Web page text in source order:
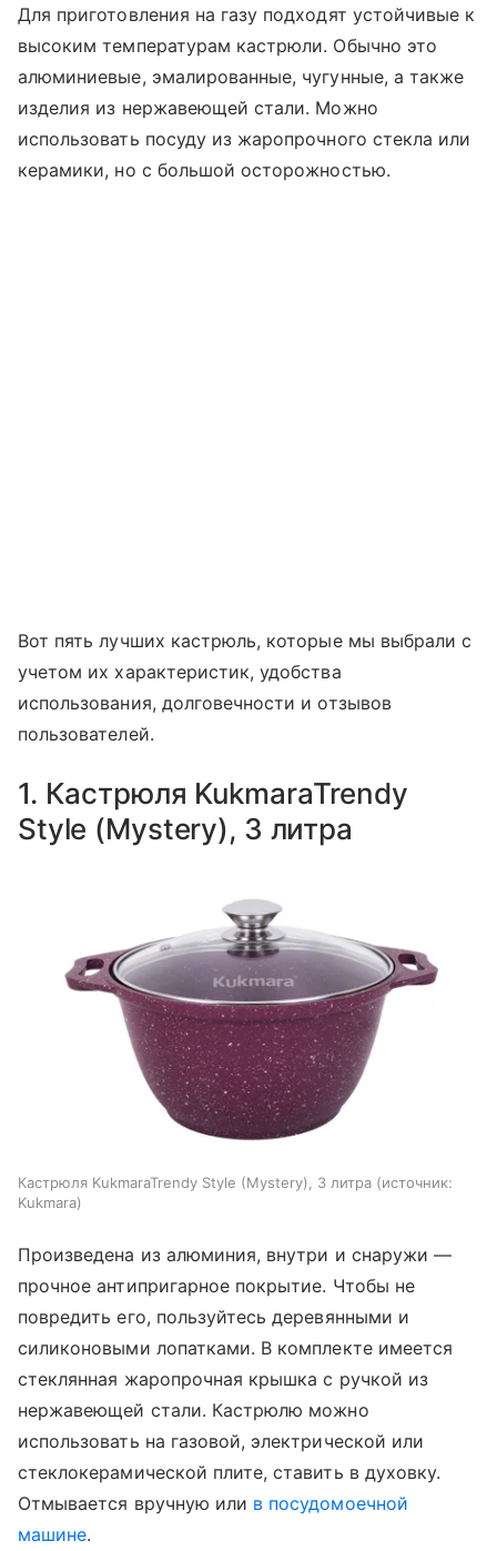
Для приготовления на газу подходят устойчивые к
высоким температурам кастрюли. Обычно это
алюминиевые, эмалированные, чугунные, а также
изделия из нержавеющей стали. Можно
использовать посуду из жаропрочного стекла или
керамики, но с большой осторожностью.
Вот пять лучших кастрюль, которые мы выбрали с
учетом их характеристик, удобства
использования, долговечности и отзывов
пользователей.
1. Кастрюля KukmaraTrendy
Style (Mystery), 3 литра
Кастрюля KukmaraTrendy Style (Mystery), 3 литра (источник:
Kukmara)
Произведена из алюминия, внутри и снаружи —
прочное антипригарное покрытие. Чтобы не
повредить его, пользуйтесь деревянными и
силиконовыми лопатками. В комплекте имеется
стеклянная жаропрочная крышка с ручкой из
нержавеющей стали. Кастрюлю можно
использовать на газовой, электрической или
стеклокерамической плите, ставить в духовку.
Отмывается вручную или в посудомоечной
машине.